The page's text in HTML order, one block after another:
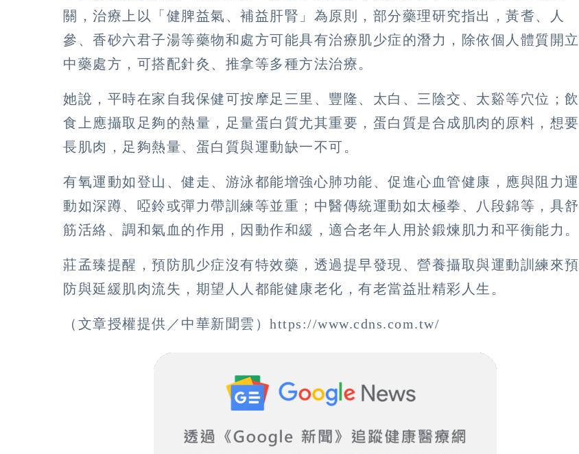
關，治療上以「健脾益氣、補益肝腎」為原則，部分藥理研究指出，黃耆、人
參、香砂六君子湯等藥物和處方可能具有治療肌少症的潛力，除依個人體質開立
中藥處方，可搭配針灸、推拿等多種方法治療。
她說，平時在家自我保健可按摩足三里、豐隆、太白、三陰交、太谿等穴位；飲
食上應攝取足夠的熱量，足量蛋白質尤其重要，蛋白質是合成肌肉的原料，想要
長肌肉，足夠熱量、蛋白質與運動缺一不可。
有氧運動如登山、健走、游泳都能增強心肺功能、促進心血管健康，應與阻力運
動如深蹲、啞鈴或彈力帶訓練等並重；中醫傳統運動如太極拳、八段錦等，具舒
筋活絡、調和氣血的作用，因動作和緩，適合老年人用於鍛煉肌力和平衡能力。
莊孟臻提醒，預防肌少症沒有特效藥，透過提早發現、營養攝取與運動訓練來預
防與延緩肌肉流失，期望人人都能健康老化，有老當益壯精彩人生。
（文章授權提供／中華新聞雲）https://www.cdns.com.tw/